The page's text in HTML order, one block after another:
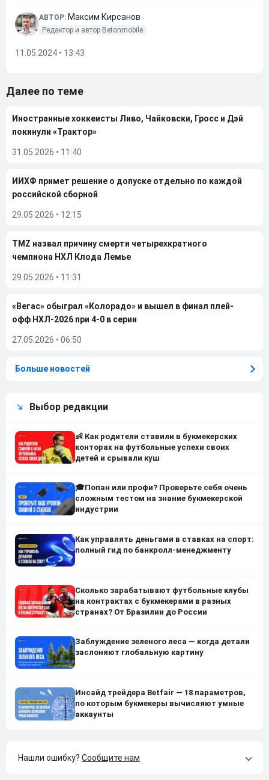
АВТОР: Максим Кирсанов
Редактор и автор Betonmobile
11.05.2024 • 13:43
Далее по теме
Иностранные хоккеисты Ливо, Чайковски, Гросс и Дэй
покинули «Трактор»
31.05.2026 • 11:40
ИИХФ примет решение о допуске отдельно по каждой
российской сборной
29.05.2026 • 12:15
TMZ назвал причину смерти четырехкратного
чемпиона НХЛ Клода Лемье
29.05.2026 • 11:31
«Вегас» обыграл «Колорадо» и вышел в финал плей-
офф НХЛ-2026 при 4-0 в серии
27.05.2026 • 06:50
Больше новостей
Выбор редакции
👶 Как родители ставили в букмекерских
конторах на футбольные успехи своих
детей и срывали куш
🎓Попан или профи? Проверьте себя очень
сложным тестом на знание букмекерской
индустрии
Как управлять деньгами в ставках на спорт:
полный гид по банкролл-менеджменту
Сколько зарабатывают футбольные клубы
на контрактах с букмекерами в разных
странах? От Бразилии до России
Заблуждение зеленого леса — когда детали
заслоняют глобальную картину
Инсайд трейдера Betfair — 18 параметров,
по которым букмекеры вычисляют умные
аккаунты
Нашли ошибку? Сообщите нам